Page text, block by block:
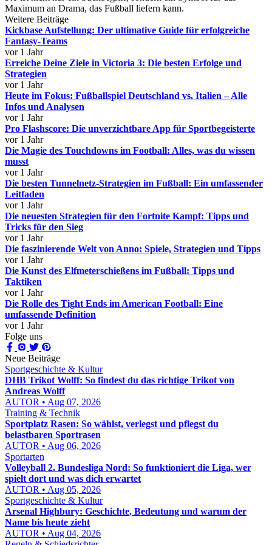
Maximum an Drama, das Fußball liefern kann.
Weitere Beiträge
Kickbase Aufstellung: Der ultimative Guide für erfolgreiche
Fantasy-Teams
vor 1 Jahr
Erreiche Deine Ziele in Victoria 3: Die besten Erfolge und
Strategien
vor 1 Jahr
Heute im Fokus: Fußballspiel Deutschland vs. Italien – Alle
Infos und Analysen
vor 1 Jahr
Pro Flashscore: Die unverzichtbare App für Sportbegeisterte
vor 1 Jahr
Die Magie des Touchdowns im Football: Alles, was du wissen
musst
vor 1 Jahr
Die besten Tunnelnetz-Strategien im Fußball: Ein umfassender
Leitfaden
vor 1 Jahr
Die neuesten Strategien für den Fortnite Kampf: Tipps und
Tricks für den Sieg
vor 1 Jahr
Die faszinierende Welt von Anno: Spiele, Strategien und Tipps
vor 1 Jahr
Die Kunst des Elfmeterschießens im Fußball: Tipps und
Taktiken
vor 1 Jahr
Die Rolle des Tight Ends im American Football: Eine
umfassende Definition
vor 1 Jahr
Folge uns
Neue Beiträge
Sportgeschichte & Kultur
DHB Trikot Wolff: So findest du das richtige Trikot von
Andreas Wolff
AUTOR • Aug 07, 2026
Training & Technik
Sportplatz Rasen: So wählst, verlegst und pflegst du
belastbaren Sportrasen
AUTOR • Aug 06, 2026
Sportarten
Volleyball 2. Bundesliga Nord: So funktioniert die Liga, wer
spielt dort und was dich erwartet
AUTOR • Aug 05, 2026
Sportgeschichte & Kultur
Arsenal Highbury: Geschichte, Bedeutung und warum der
Name bis heute zieht
AUTOR • Aug 04, 2026